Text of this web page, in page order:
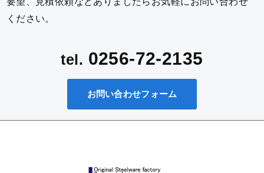
ください。
tel. 0256-72-2135
お問い合わせフォーム